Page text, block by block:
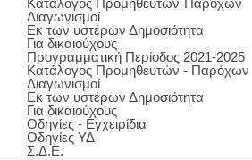
Κατάλογος Προμηθευτών-Παρόχων
Διαγωνισμοί
Εκ των υστέρων Δημοσιότητα
Για δικαιούχους
Προγραμματική Περίοδος 2021-2025
Κατάλογος Προμηθευτών - Παρόχων
Διαγωνισμοί
Εκ των υστέρων Δημοσιότητα
Για δικαιούχους
Οδηγίες - Εγχειρίδια
Οδηγίες ΥΔ
Σ.Δ.Ε.